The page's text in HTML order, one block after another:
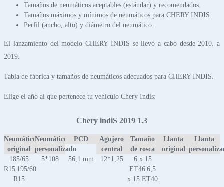
Tamaños de neumáticos aceptables (estándar) y recomendados.
Tamaños máximos y mínimos de neumáticos para CHERY INDIS.
Perfil (ancho, alto) y diámetro del neumático.
El lanzamiento del modelo CHERY INDIS se llevó a cabo desde 2010. a
2019.
Tabla de fábrica y tamaños de neumáticos adecuados para CHERY INDIS.
Elige el año al que pertenece tu vehículo Chery Indis:
Chery indiS 2019 1.3
Neumático
original
Neumático
personalizado
PCD
Agujero
central
Tamaño
de rosca
Llanta
original
Llanta
185/65
R15|195/60
R15
5*108 56,1 mm 12*1,25
6 x 15
ET46|6,5
x 15 ET40